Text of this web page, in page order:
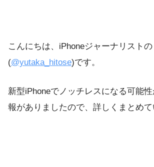
こんにちは、iPhoneジャーナリストの
(@yutaka_hitose)です。
新型iPhoneでノッチレスになる可能
報がありましたので、詳しくまとめて